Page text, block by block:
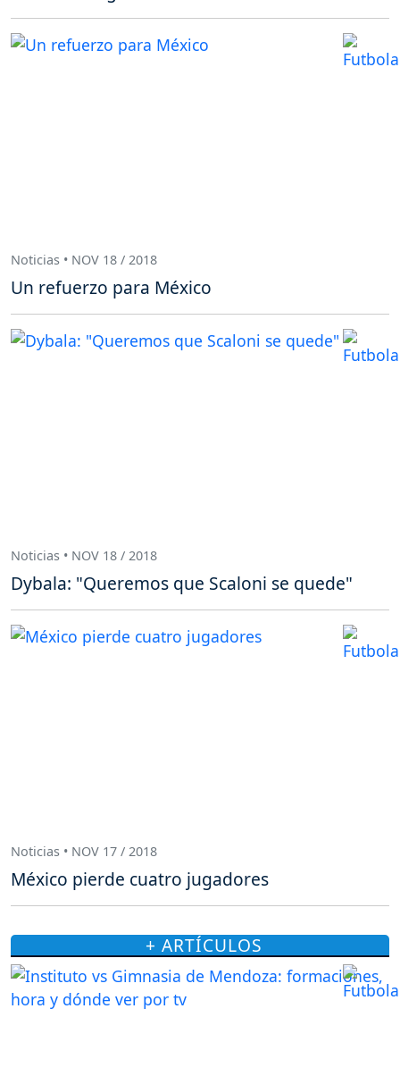
Noticias • NOV 18 / 2018
Un refuerzo para México
Noticias • NOV 18 / 2018
Dybala: "Queremos que Scaloni se quede"
Noticias • NOV 17 / 2018
México pierde cuatro jugadores
+ ARTÍCULOS